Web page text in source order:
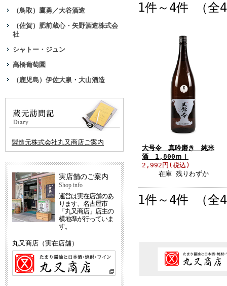
（鳥取）鷹勇／大谷酒造
（佐賀）肥前蔵心・矢野酒造株式会
社
シャトー・ジュン
高橋葡萄園
（鹿児島）伊佐大泉・大山酒造
製造元株式会社丸又商店ご案内
実店舗のご案内
Shop info
運営は実在店舗のあ
ります、名古屋市
「丸又商店」店主の
横地準が行っていま
す。
丸又商店（実在店舗）
1件～4件 （全
大号令 真吟磨き 純米
酒 1,800ｍｌ
2,992円(税込)
在庫 残りわずか
1件～4件 （全